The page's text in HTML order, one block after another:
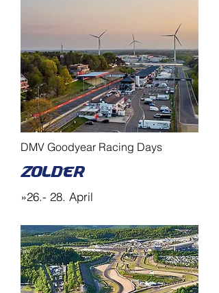
DMV Goodyear Racing Days
Zolder
»26.- 28. April